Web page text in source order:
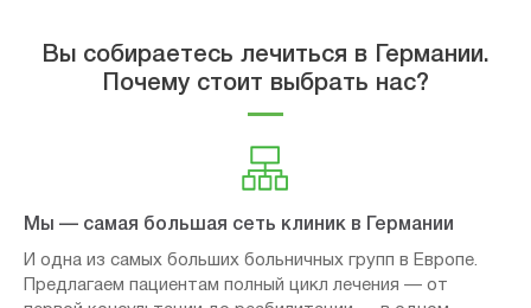
Вы собираетесь лечиться в Германии.
Почему стоит выбрать нас?
Мы — самая большая сеть клиник в Германии
И одна из самых больших больничных групп в Европе.
Предлагаем пациентам полный цикл лечения — от